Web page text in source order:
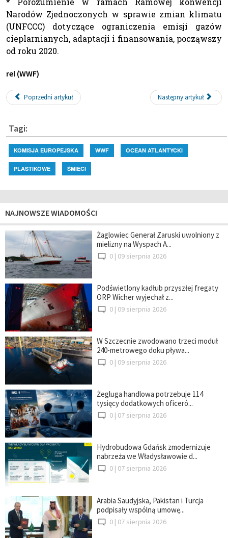
Narodów Zjednoczonych w sprawie zmian klimatu
(UNFCCC) dotyczące ograniczenia emisji gazów
cieplarnianych, adaptacji i finansowania, począwszy
od roku 2020.
rel (WWF)
Poprzedni artykuł Następny artykuł
Tagi:
KOMISJA EUROPEJSKA WWF OCEAN ATLANTYCKI
PLASTIKOWE ŚMIECI
NAJNOWSZE WIADOMOŚCI
Żaglowiec Generał Zaruski uwolniony z
mielizny na Wyspach A...
0 | 09 sierpnia 2026
Podświetlony kadłub przyszłej fregaty
ORP Wicher wyjechał z...
0 | 09 sierpnia 2026
W Szczecnie zwodowano trzeci moduł
240-metrowego doku pływa...
0 | 09 sierpnia 2026
Żegluga handlowa potrzebuje 114
tysięcy dodatkowych oficeró...
0 | 07 sierpnia 2026
Hydrobudowa Gdańsk zmodernizuje
nabrzeża we Władysławowie d...
0 | 07 sierpnia 2026
Arabia Saudyjska, Pakistan i Turcja
podpisały wspólną umowę...
0 | 07 sierpnia 2026